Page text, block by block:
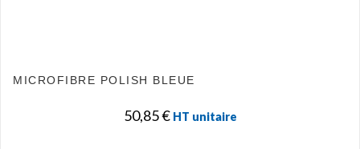
MICROFIBRE POLISH BLEUE
50,85€ HT unitaire